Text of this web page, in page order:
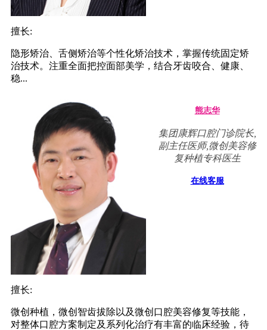
擅长:
隐形矫治、舌侧矫治等个性化矫治技术，掌握传统固定矫
治技术。注重全面把控面部美学，结合牙齿咬合、健康、
稳...
熊志华
集团康辉口腔门诊院长,
副主任医师,微创美容修
复种植专科医生
在线客服
擅长:
微创种植，微创智齿拔除以及微创口腔美容修复等技能，
对整体口腔方案制定及系列化治疗有丰富的临床经验，待